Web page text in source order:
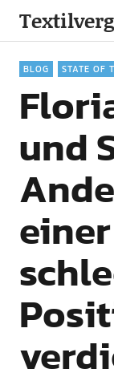
BLOG STATE OF
und
einer